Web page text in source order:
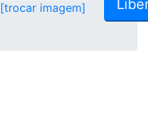
[trocar imagem]